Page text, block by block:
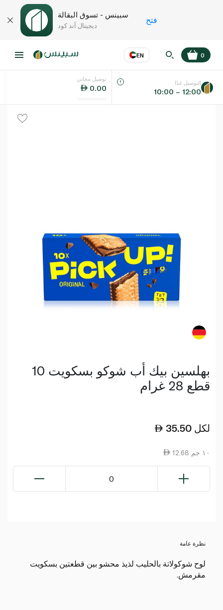
سبينس - تسوق البقالة
ديجيتال آند كود
فتح
EN
اللغة عر
0
توصيل مجاني
0.00
التوصيل غدًا
10:00 – 12:00
بهلسين بيك أب شوكو بسكويت 10
قطع 28 غرام
35.50 لكل
12.68 ١٠ جم
0
نظرة عامة
لوح شوكولاتة بالحليب لذيذ محشو بين قطعتين بسكويت
مقرمش.